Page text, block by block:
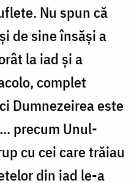
Nu spun că
de sine însăși a
la iad și a
complet
Dumnezeirea este
precum Unul-
cu cei care trăiau
din iad le-a